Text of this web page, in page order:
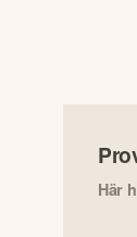
Här